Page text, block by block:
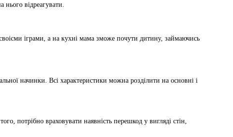
відреагувати.
іграми, а на кухні мама зможе почути дитину, займаючись
начинки. Всі характеристики можна розділити на основні і
потрібно враховувати наявність перешкод у вигляді стін,